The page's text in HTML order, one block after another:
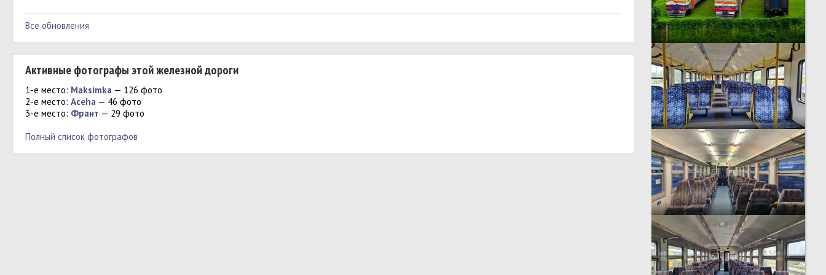
Все обновления
Активные фотографы этой железной дороги
1-е место: Maksimka — 126 фото
2-е место: Aceha — 46 фото
3-е место: Франт — 29 фото
Полный список фотографов